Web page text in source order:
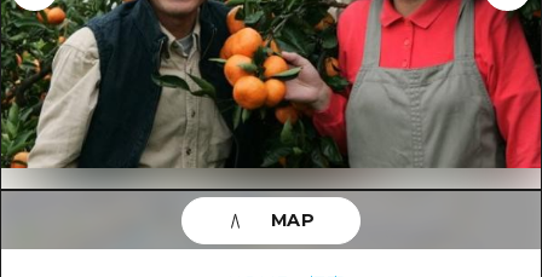
活动·庙会
美食·酒水
骑自行车
购物
运动
Dive!Hiroshima官方向导
广岛随意旅行
广岛市内
安艺
答对了
列表
广岛市内
安艺
答對了
美北
活动
应时信息
有用的信息
列表
MAP